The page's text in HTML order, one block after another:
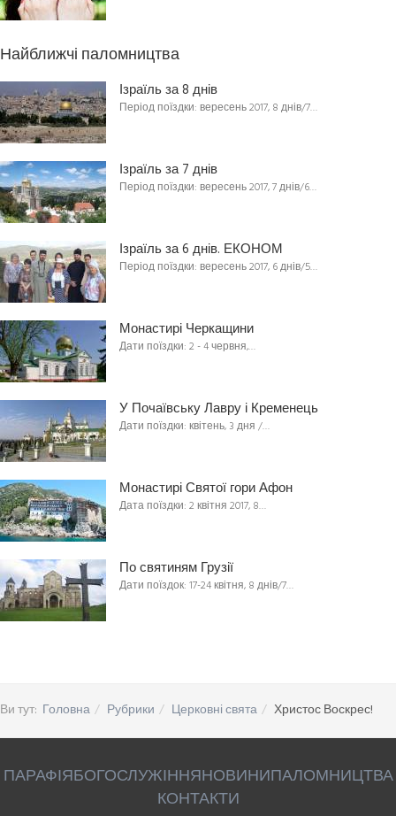
Найближчі паломництва
Ізраїль за 8 днів
Період поїздки: вересень 2017, 8 днів/7…
Ізраїль за 7 днів
Період поїздки: вересень 2017, 7 днів/6…
Ізраїль за 6 днів. ЕКОНОМ
Період поїздки: вересень 2017, 6 днів/5…
Монастирі Черкащини
Дати поїздки: 2 - 4 червня,…
У Почаївську Лавру і Кременець
Дати поїздки: квітень, 3 дня /…
Монастирі Святої гори Афон
Дата поїздки: 2 квітня 2017, 8…
По святиням Грузії
Дати поїздок: 17-24 квітня, 8 днів/7…
Ви тут: Головна Рубрики Церковні свята Христос Воскрес!
ПАРАФІЯБОГОСЛУЖІННЯНОВИНИПАЛОМНИЦТВА
КОНТАКТИ